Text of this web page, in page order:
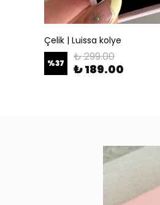
Çelik | Luissa kolye
%37 ₺ 299.00
₺ 189.00